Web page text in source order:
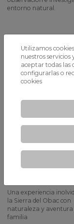
entorno natural.
3ª Excursión
Curso con el
Excursionista
Familiar
Xaloc -
Una experiencia
la Sierra del Obac con
naturaleza y aventura
familia
Utilizamos
nuestros
aceptar todas las
configurarlas o
cookies